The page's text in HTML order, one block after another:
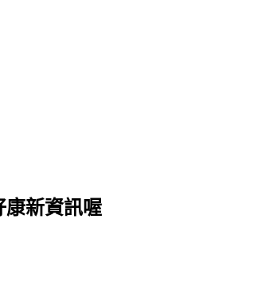
康新資訊喔